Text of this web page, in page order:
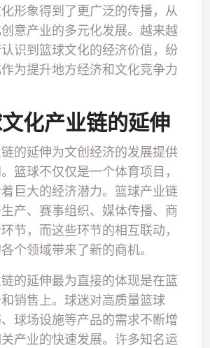
形象得到了更广泛的传播，从
意产业的多元化发展。越来越
识到篮球文化的经济价值，纷
为提升地方经济和文化竞争力
化产业链的延伸
的延伸为文创经济的发展提供
篮球不仅仅是一个体育项目，
巨大的经济潜力。篮球产业链
产、赛事组织、媒体传播、商
节，而这些环节的相互联动，
个领域带来了新的商机。
的延伸最为直接的体现是在篮
销售上。球迷对高质量篮球
球场设施等产品的需求不断增
产业的快速发展。许多知名运